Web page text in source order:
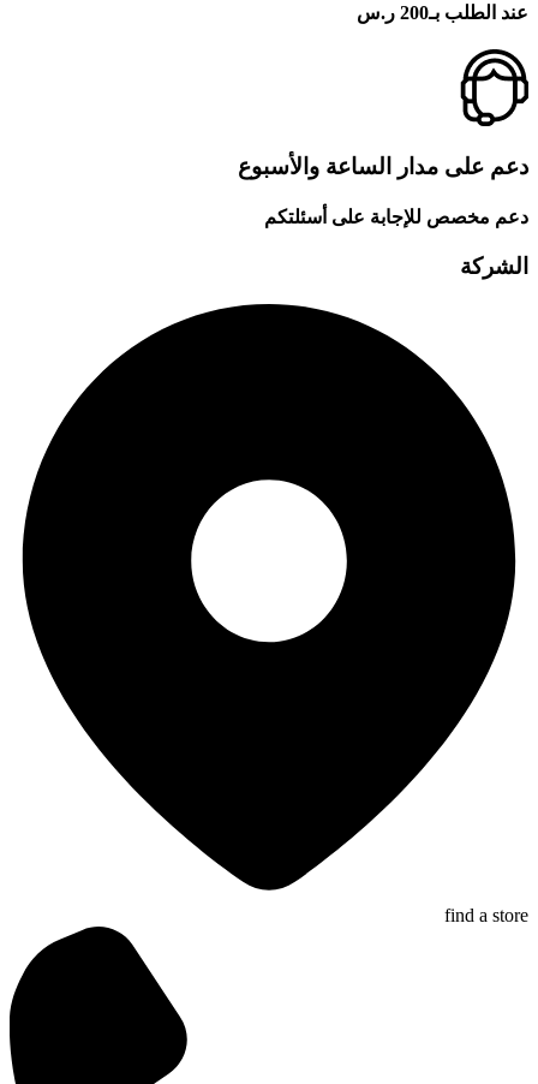
عند الطلب بـ200 ر.س
دعم على مدار الساعة والأسبوع
دعم مخصص للإجابة على أسئلتكم
الشركة
find a store